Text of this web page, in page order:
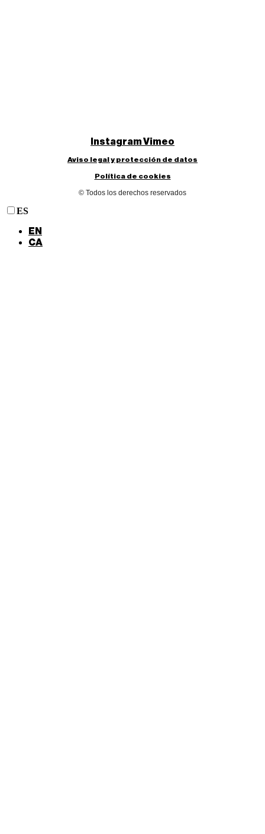
InstagramVimeo
Aviso legal y protección de datos
Política de cookies
© Todos los derechos reservados
ES
EN
CA